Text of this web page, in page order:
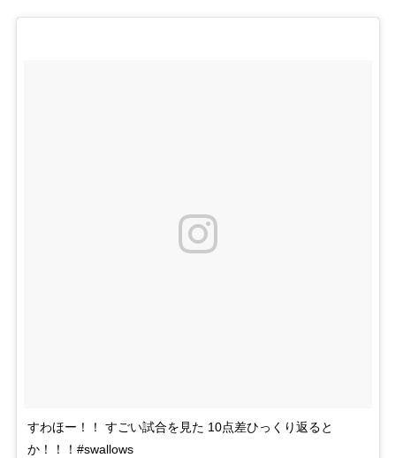
すわほー！！ すごい試合を見た 10点差ひっくり返ると
か！！！#swallows